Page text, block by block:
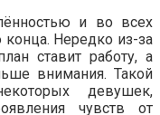
и во всех
конца. Нередко из-за
ставит работу, а
внимания. Такой
девушек,
чувств от